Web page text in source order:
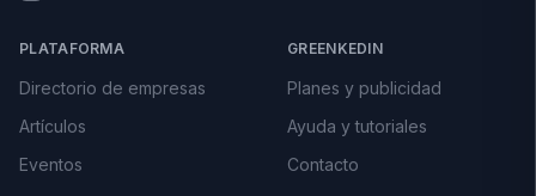
PLATAFORMA
Directorio de empresas
Artículos
Eventos
GREENKEDIN
Planes y publicidad
Ayuda y tutoriales
Contacto